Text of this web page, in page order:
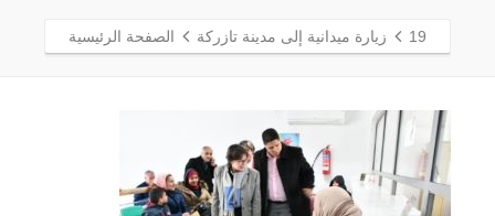
19 زيارة ميدانية إلى مدينة تازركة الصفحة الرئيسية